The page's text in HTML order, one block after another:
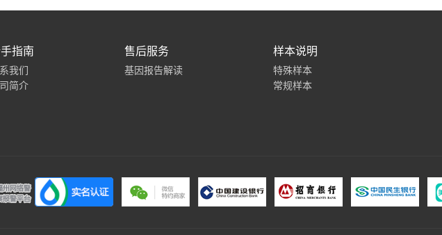
指南
我们
简介
售后服务
基因报告解读
样本说明
特殊样本
常规样本